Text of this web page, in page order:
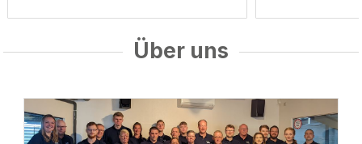
Über uns